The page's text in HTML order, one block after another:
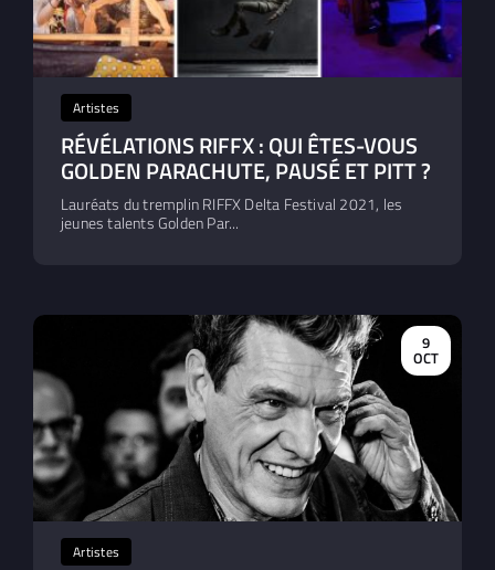
Artistes
RÉVÉLATIONS RIFFX : QUI ÊTES-VOUS
GOLDEN PARACHUTE, PAUSÉ ET PITT ?
Lauréats du tremplin RIFFX Delta Festival 2021, les
jeunes talents Golden Par...
9
OCT
Artistes